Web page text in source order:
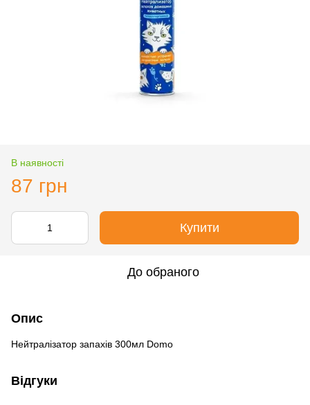
В наявності
87 грн
Купити
До обраного
Опис
Нейтралізатор запахів 300мл Domo
Відгуки